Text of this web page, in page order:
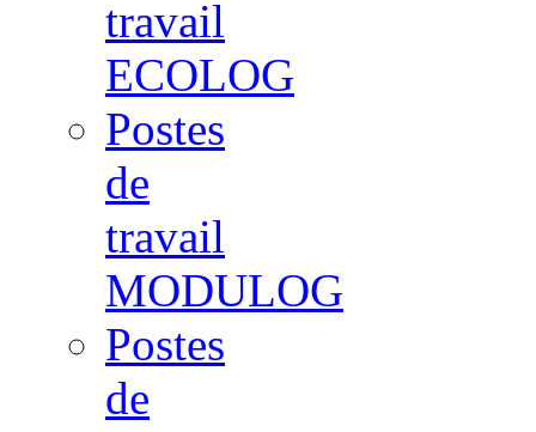
travail
ECOLOG
Postes
de
travail
MODULOG
Postes
de